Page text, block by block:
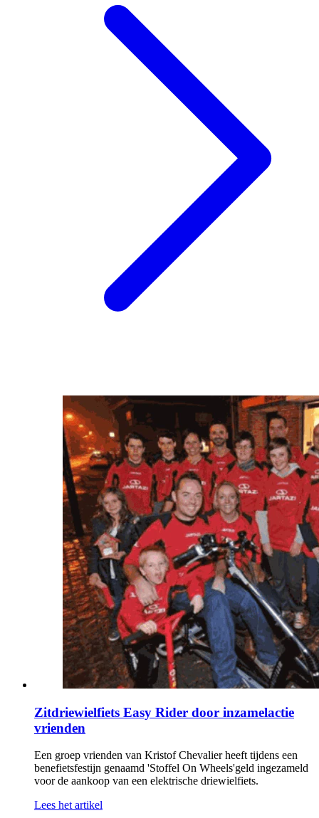
Zitdriewielfiets Easy Rider door inzamelactie
vrienden
Een groep vrienden van Kristof Chevalier heeft tijdens een
benefietsfestijn genaamd 'Stoffel On Wheels'geld ingezameld
voor de aankoop van een elektrische driewielfiets.
Lees het artikel